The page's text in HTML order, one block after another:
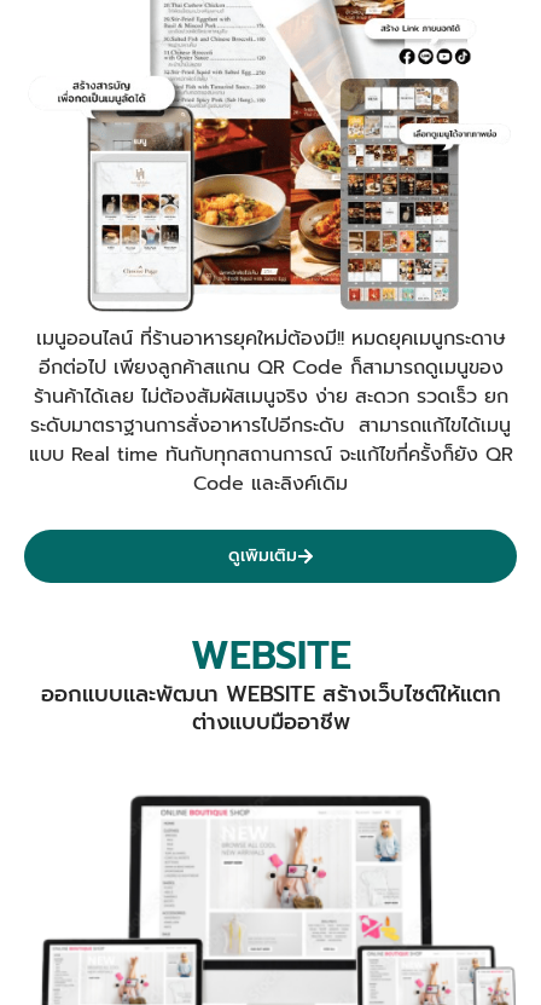
เมนูออนไลน์ ที่ร้านอาหารยุคใหม่ต้องมี!! หมดยุคเมนูกระดาษ
อีกต่อไป เพียงลูกค้าสแกน QR Code ก็สามารถดูเมนูของ
ร้านค้าได้เลย ไม่ต้องสัมผัสเมนูจริง ง่าย สะดวก รวดเร็ว ยก
ระดับมาตราฐานการสั่งอาหารไปอีกระดับ สามารถแก้ไขได้เมนู
แบบ Real time ทันกับทุกสถานการณ์ จะแก้ไขกี่ครั้งก็ยัง QR
Code และลิงค์เดิม
ดูเพิมเติม
WEBSITE
ออกแบบและพัฒนา WEBSITE สร้างเว็บไซต์ให้แตก
ต่างแบบมืออาชีพ